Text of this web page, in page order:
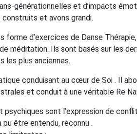
générationnelles et d’impacts
et avons grandi.
forme d’exercices de Danse
méditation. Ils sont basés sur les
les plus anciennes.
conduisant au cœur de Soi . Il
et conduit à une véritable Re
sont l’expression de
être entendu, reconnu .